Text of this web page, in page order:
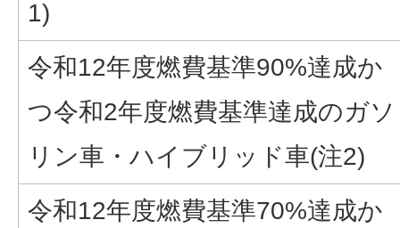
1)
令和12年度燃費基準90%達成か
つ令和2年度燃費基準達成のガソ
リン車・ハイブリッド車(注2)
令和12年度燃費基準70%達成か